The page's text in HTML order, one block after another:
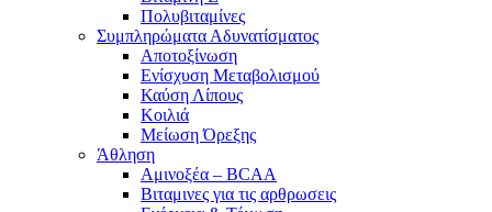
Πολυβιταμίνες
Συμπληρώματα Αδυνατίσματος
Αποτοξίνωση
Ενίσχυση Μεταβολισμού
Καύση Λίπους
Κοιλιά
Μείωση Όρεξης
Άθληση
Αμινοξέα – BCAA
Βιταμινες για τις αρθρωσεις